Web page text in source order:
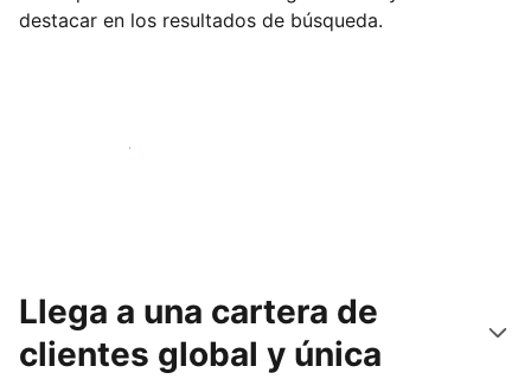
destacar en los resultados de búsqueda.
Empieza hoy mismo
Llega a una cartera de
clientes global y única